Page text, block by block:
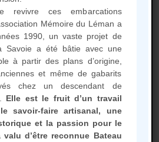
vote à l‘Assemblée
sur la Barque
sur le Léman.
revivre ces embarcations
Mémoire du Léman a
1990, un vaste projet de
Savoie a été bâtie avec une
à partir des plans d’origine,
et même de gabarits
chez un descendant de
Elle est le fruit d’un travail
savoir-faire artisanal, une
et la passion pour le
d’être reconnue Bateau